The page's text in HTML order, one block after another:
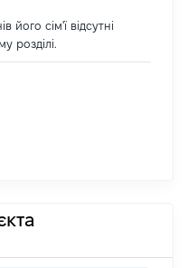
його сім'ї відсутні
розділі.